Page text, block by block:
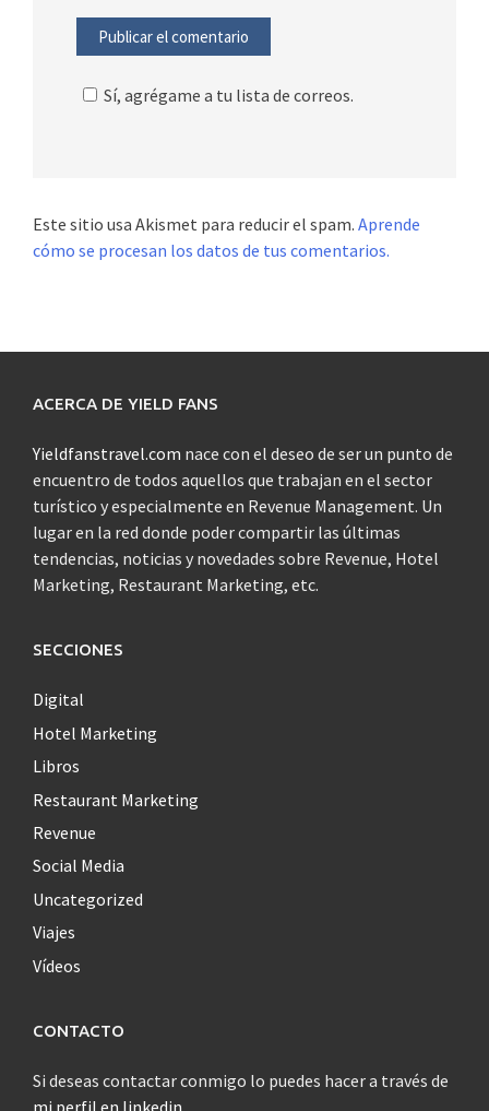
Sí, agrégame a tu lista de correos.
Este sitio usa Akismet para reducir el spam. Aprende
cómo se procesan los datos de tus comentarios.
ACERCA DE YIELD FANS
Yieldfanstravel.com nace con el deseo de ser un punto de
encuentro de todos aquellos que trabajan en el sector
turístico y especialmente en Revenue Management. Un
lugar en la red donde poder compartir las últimas
tendencias, noticias y novedades sobre Revenue, Hotel
Marketing, Restaurant Marketing, etc.
SECCIONES
Digital
Hotel Marketing
Libros
Restaurant Marketing
Revenue
Social Media
Uncategorized
Viajes
Vídeos
CONTACTO
Si deseas contactar conmigo lo puedes hacer a través de
mi perfil en linkedin